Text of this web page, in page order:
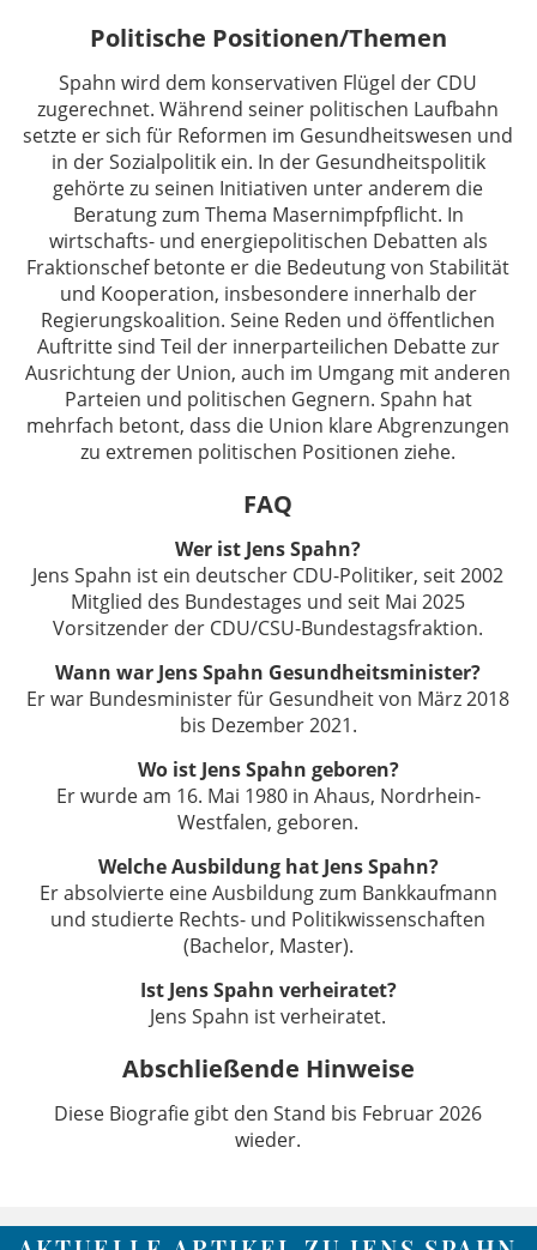
Politische Positionen/Themen
Spahn wird dem konservativen Flügel der CDU
zugerechnet. Während seiner politischen Laufbahn
setzte er sich für Reformen im Gesundheitswesen und
in der Sozialpolitik ein. In der Gesundheitspolitik
gehörte zu seinen Initiativen unter anderem die
Beratung zum Thema Masernimpfpflicht. In
wirtschafts- und energiepolitischen Debatten als
Fraktionschef betonte er die Bedeutung von Stabilität
und Kooperation, insbesondere innerhalb der
Regierungskoalition. Seine Reden und öffentlichen
Auftritte sind Teil der innerparteilichen Debatte zur
Ausrichtung der Union, auch im Umgang mit anderen
Parteien und politischen Gegnern. Spahn hat
mehrfach betont, dass die Union klare Abgrenzungen
zu extremen politischen Positionen ziehe.
FAQ
Wer ist Jens Spahn?
Jens Spahn ist ein deutscher CDU-Politiker, seit 2002
Mitglied des Bundestages und seit Mai 2025
Vorsitzender der CDU/CSU-Bundestagsfraktion.
Wann war Jens Spahn Gesundheitsminister?
Er war Bundesminister für Gesundheit von März 2018
bis Dezember 2021.
Wo ist Jens Spahn geboren?
Er wurde am 16. Mai 1980 in Ahaus, Nordrhein-
Westfalen, geboren.
Welche Ausbildung hat Jens Spahn?
Er absolvierte eine Ausbildung zum Bankkaufmann
und studierte Rechts- und Politikwissenschaften
(Bachelor, Master).
Ist Jens Spahn verheiratet?
Jens Spahn ist verheiratet.
Abschließende Hinweise
Diese Biografie gibt den Stand bis Februar 2026
wieder.